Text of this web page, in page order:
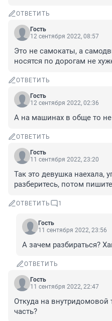
ОТВЕТИТЬ
Гость
12 сентября 2022, 08:57
Это не самокаты, а
носятся по дорогам не
ОТВЕТИТЬ
Гость
12 сентября 2022, 02:36
А на машинах в обще то не
ОТВЕТИТЬ
Гость
11 сентября 2022, 23:20
Так это девушка наехала,
разберитесь, потом
ОТВЕТИТЬ 1
Гость
11 сентября 2022, 23:56
А зачем разбираться?
ОТВЕТИТЬ
Гость
11 сентября 2022, 22:47
Откуда на внутридомовой
часть?